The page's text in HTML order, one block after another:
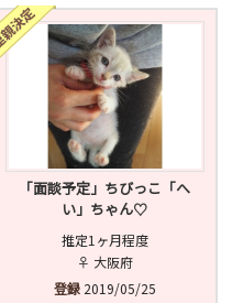
「面談予定」ちびっこ「へ
い」ちゃん♡
推定1ヶ月程度
♀ 大阪府
登録2019/05/25